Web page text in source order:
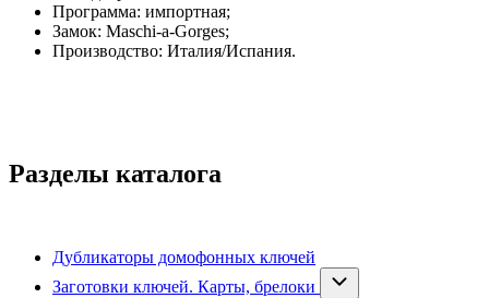
Программа: импортная;
Замок: Maschi-a-Gorges;
Производство: Италия/Испания.
Разделы каталога
Дубликаторы домофонных ключей
Заготовки ключей. Карты, брелоки